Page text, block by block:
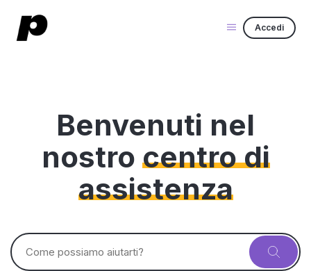
Accedi
Benvenuti nel
nostro centro di
assistenza
Ricerca